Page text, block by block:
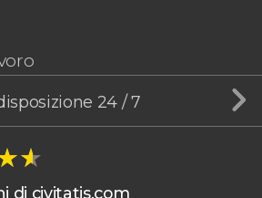
24 / 7
di civitatis.com